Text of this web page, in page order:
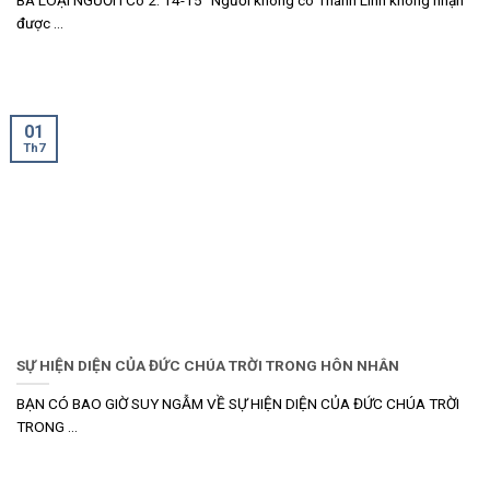
được ...
SỰ HIỆN DIỆN CỦA ĐỨC CHÚA TRỜI TRONG HÔN NHÂN
BẠN CÓ BAO GIỜ SUY NGẪM VỀ SỰ HIỆN DIỆN CỦA ĐỨC CHÚA TRỜI
TRONG ...
01
Th7